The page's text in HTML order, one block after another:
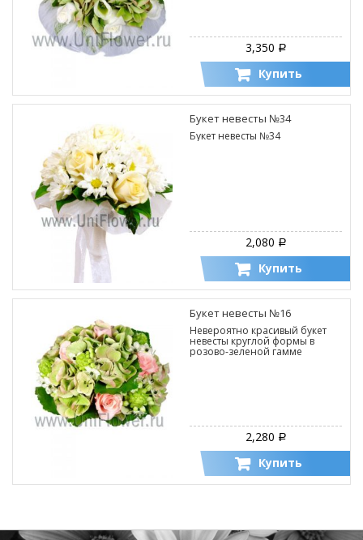
3,350 Р
Купить
Букет невесты №34
Букет невесты №34
2,080 Р
Купить
Букет невесты №16
Невероятно красивый букет
невесты круглой формы в
розово-зеленой гамме
2,280 Р
Купить